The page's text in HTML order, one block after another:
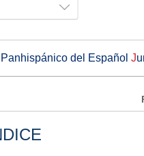
del Español J